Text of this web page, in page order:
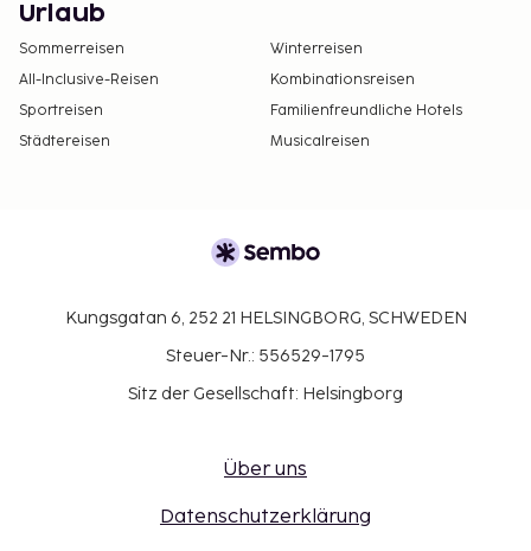
Urlaub
Sommerreisen
Winterreisen
All-Inclusive-Reisen
Kombinationsreisen
Sportreisen
Familienfreundliche Hotels
Städtereisen
Musicalreisen
Kungsgatan 6, 252 21 HELSINGBORG, SCHWEDEN
Steuer-Nr.: 556529-1795
Sitz der Gesellschaft: Helsingborg
Über uns
Datenschutzerklärung